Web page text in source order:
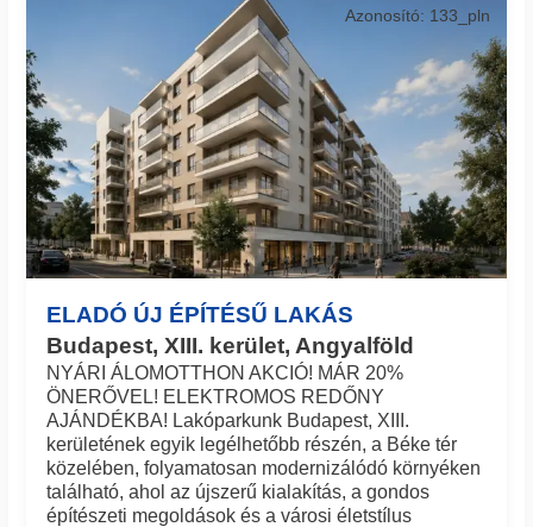
ELADÓ ÚJ ÉPÍTÉSŰ LAKÁS
Budapest, XIII. kerület, Angyalföld
Azonosító: 133_pln
NYÁRI ÁLOMOTTHON AKCIÓ! MÁR 20%
ÖNERŐVEL! ELEKTROMOS REDŐNY
AJÁNDÉKBA! Lakóparkunk Budapest, XIII.
kerületének egyik legélhetőbb részén, a Béke tér
közelében, folyamatosan modernizálódó környéken
található, ahol az újszerű kialakítás, a gondos
építészeti megoldások és a városi életstílus